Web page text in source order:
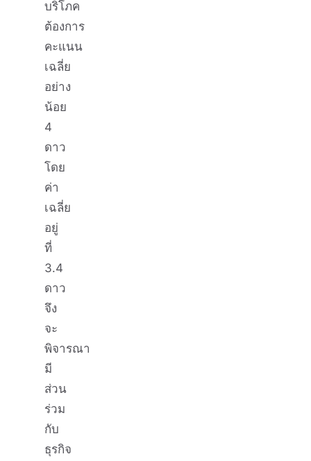
บริโภค
ต้องการ
คะแนน
เฉลี่ย
อย่าง
น้อย
4
ดาว
โดย
ค่า
เฉลี่ย
อยู่
ที่
3.4
ดาว
จึง
จะ
พิจารณา
มี
ส่วน
ร่วม
กับ
ธุรกิจ